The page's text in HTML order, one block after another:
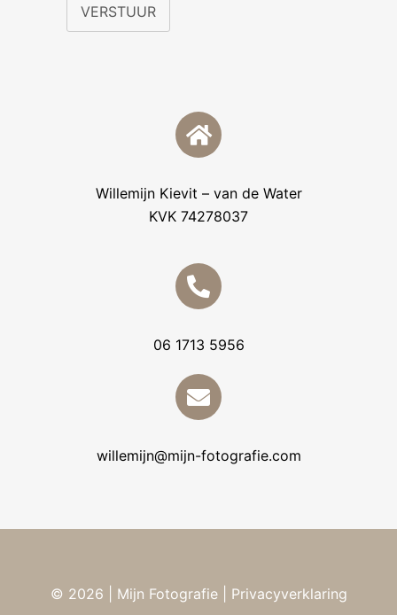
VERSTUUR
Willemijn Kievit – van de Water
KVK 74278037
06 1713 5956
willemijn@mijn-fotografie.com
© 2026 | Mijn Fotografie| Privacyverklaring